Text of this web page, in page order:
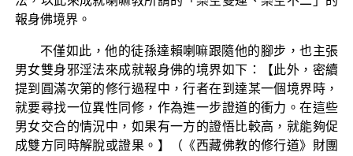
報身佛境界。
不僅如此，他的徒孫達賴喇嘛跟隨他的腳步，也主張
男女雙身邪淫法來成就報身佛的境界如下：【此外，密續
提到圓滿次第的修行過程中，行者在到達某一個境界時，
就要尋找一位異性同修，作為進一步證道的衝力。在這些
男女交合的情況中，如果有一方的證悟比較高，就能夠促
成雙方同時解脫或證果。】（《西藏佛教的修行道》財團